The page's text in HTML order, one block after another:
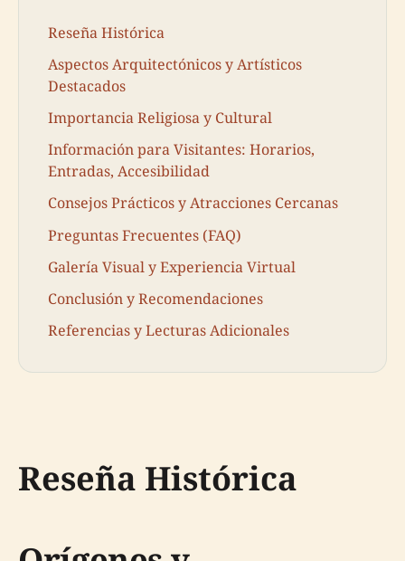
Reseña Histórica
Aspectos Arquitectónicos y Artísticos
Destacados
Importancia Religiosa y Cultural
Información para Visitantes: Horarios,
Entradas, Accesibilidad
Consejos Prácticos y Atracciones Cercanas
Preguntas Frecuentes (FAQ)
Galería Visual y Experiencia Virtual
Conclusión y Recomendaciones
Referencias y Lecturas Adicionales
Reseña Histórica